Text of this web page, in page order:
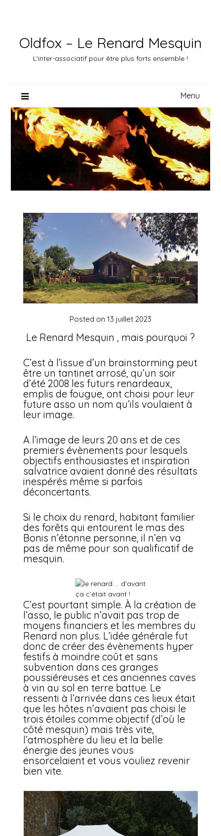
Oldfox – Le Renard Mesquin
L'inter-associatif pour être plus forts ensemble !
Menu
Le Renard Mesquin , mais pourquoi ?
Posted on 13 juillet 2023
C’est à l’issue d’un brainstorming peut
être un tantinet arrosé, qu’un soir
d’été 2008 les futurs renardeaux,
emplis de fougue, ont choisi pour leur
future asso un nom qu’ils voulaient à
leur image.
A l’image de leurs 20 ans et de ces
premiers évènements pour lesquels
objectifs enthousiastes et inspiration
salvatrice avaient donné des résultats
inespérés même si parfois
déconcertants.
Si le choix du renard, habitant familier
des forêts qui entourent le mas des
Bonis n’étonne personne, il n’en va
pas de même pour son qualificatif de
mesquin.
ça c’était avant !
C’est pourtant simple. À la création de
l’asso, le public n’avait pas trop de
moyens financiers et les membres du
Renard non plus. L’idée générale fut
donc de créer des évènements hyper
festifs à moindre coût et sans
subvention dans ces granges
poussiéreuses et ces anciennes caves
à vin au sol en terre battue. Le
ressenti à l’arrivée dans ces lieux était
que les hôtes n’avaient pas choisi le
trois étoiles comme objectif (d’où le
côté mesquin) mais très vite,
l’atmosphère du lieu et la belle
énergie des jeunes vous
ensorcelaient et vous vouliez revenir
bien vite.